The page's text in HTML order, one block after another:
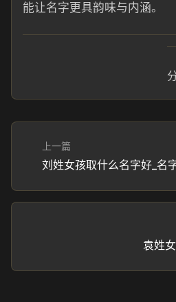
能让名字更具韵味与内涵。
上一篇
刘姓女孩取什么名字好_名
袁姓